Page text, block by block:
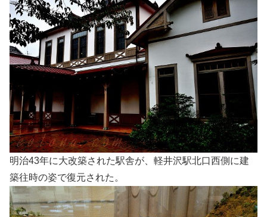
明治43年に大改築された駅舎が、軽井沢駅北口西側に建
築往時の姿で復元された。